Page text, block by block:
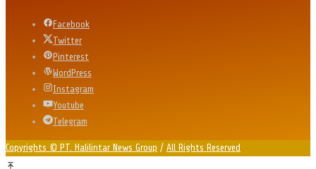
Facebook
Twitter
Pinterest
WordPress
Instagram
Youtube
Telegram
Copyrights © PT. Halilintar News Group / All Rights Reserved